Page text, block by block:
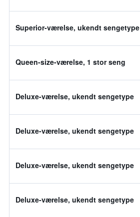
Superior-værelse, ukendt sengetype
Queen-size-værelse, 1 stor seng
Deluxe-værelse, ukendt sengetype
Deluxe-værelse, ukendt sengetype
Deluxe-værelse, ukendt sengetype
Deluxe-værelse, ukendt sengetype